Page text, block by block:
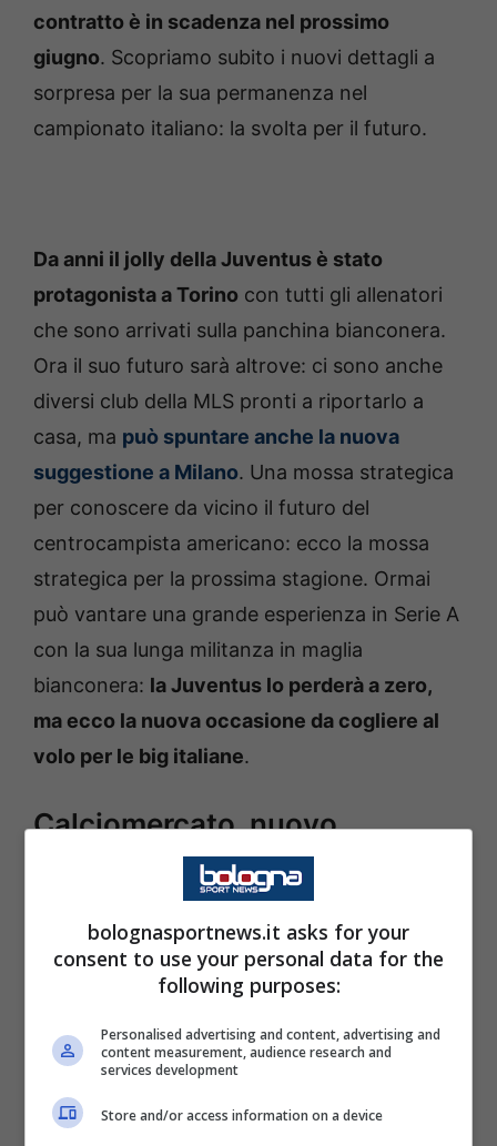
contratto è in scadenza nel prossimo
giugno. Scopriamo subito i nuovi dettagli a
sorpresa per la sua permanenza nel
campionato italiano: la svolta per il futuro.
Da anni il jolly della Juventus è stato
protagonista a Torino con tutti gli allenatori
che sono arrivati sulla panchina bianconera.
Ora il suo futuro sarà altrove: ci sono anche
diversi club della MLS pronti a riportarlo a
casa, ma può spuntare anche la nuova
suggestione a Milano. Una mossa strategica
per conoscere da vicino il futuro del
centrocampista americano: ecco la mossa
strategica per la prossima stagione. Ormai
può vantare una grande esperienza in Serie A
con la sua lunga militanza in maglia
bianconera: la Juventus lo perderà a zero,
ma ecco la nuova occasione da cogliere al
volo per le big italiane.
Calciomercato, nuovo
intreccio per McKennie a
Milano: l’ultim’ora
Novità interessanti per quanto riguarda il
futuro di Weston Mckennie. Il
centrocampista della Juventus vorrebbe così
essere protagonista altrove: Inter e Milan
bolognasportnews.it asks for your
consent to use your personal data for the
following purposes:
Personalised advertising and content, advertising and
content measurement, audience research and
services development
Store and/or access information on a device